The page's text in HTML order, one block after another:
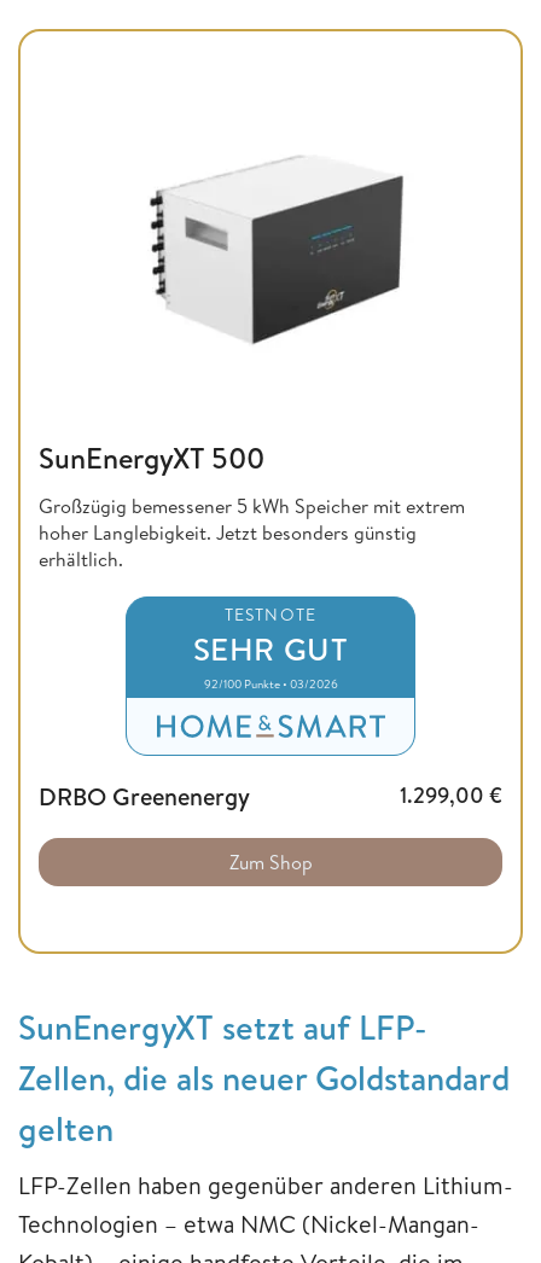
SunEnergyXT 500
Großzügig bemessener 5 kWh Speicher mit extrem
hoher Langlebigkeit. Jetzt besonders günstig
erhältlich.
TESTNOTE
SEHR GUT
92/100 Punkte • 03/2026
DRBO Greenenergy 1.299,00 €
Zum Shop
SunEnergyXT setzt auf LFP-
Zellen, die als neuer Goldstandard
gelten
LFP-Zellen haben gegenüber anderen Lithium-
Technologien – etwa NMC (Nickel-Mangan-